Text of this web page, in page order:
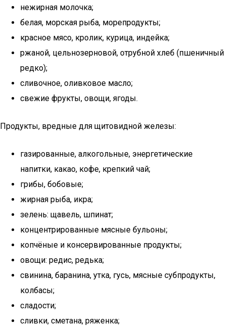
нежирная молочка;
белая, морская рыба, морепродукты;
красное мясо, кролик, курица, индейка;
ржаной, цельнозерновой, отрубной хлеб (пшеничный
редко);
сливочное, оливковое масло;
свежие фрукты, овощи, ягоды.
Продукты, вредные для щитовидной железы:
газированные, алкогольные, энергетические
напитки, какао, кофе, крепкий чай;
грибы, бобовые;
жирная рыба, икра;
зелень: щавель, шпинат;
концентрированные мясные бульоны;
копчёные и консервированные продукты;
овощи: редис, редька;
свинина, баранина, утка, гусь, мясные субпродукты,
колбасы;
сладости;
сливки, сметана, ряженка;